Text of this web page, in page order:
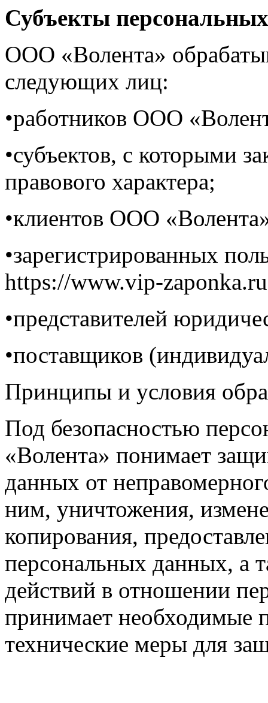
Субъекты
ООО «Волента»
следующих лиц:
•работников ООО
•субъектов, с которыми
правового характера;
•клиентов ООО
•зарегистрированных
https://www.vip-zaponka.ru
•представителей
•поставщиков
Принципы и условия
Под безопасностью
«Волента» понимает
данных от
ним, уничтожения,
копирования,
персональных данных, а
действий в отношении
принимает необходимые
технические меры для